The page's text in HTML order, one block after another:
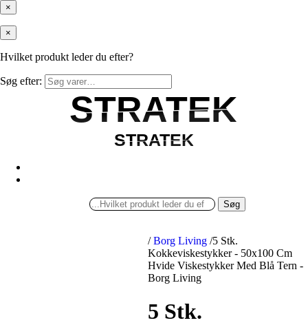
×
×
Hvilket produkt leder du efter?
Søg efter:
STRATEK
STRATEK
STRATEK
STRATEK
Søg
/ Borg Living /5 Stk.
Kokkeviskestykker - 50x100 Cm
Hvide Viskestykker Med Blå Tern -
Borg Living
5 Stk.